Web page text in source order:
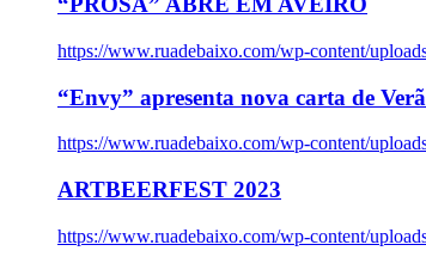
https://www.ruadebaixo.com/wp-content/
“Envy” apresenta nova carta de
https://www.ruadebaixo.com/wp-content/
ARTBEERFEST 2023
https://www.ruadebaixo.com/wp-content/